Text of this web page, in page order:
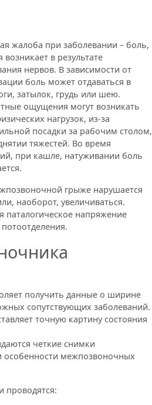
жалоба при заболевании – боль,
возникает в результате
нервов. В зависимости от
боль может отдаваться в
затылок, грудь или шею.
ощущения могут возникать
нагрузок, из-за
посадки за рабочим столом,
тяжестей. Во время
при кашле, натуживании боль
грыже нарушается
наоборот, увеличиваться.
паталогическое напряжение
получить данные о ширине
сопутствующих заболеваний.
точную картину состояния
четкие снимки
межпозвоночных
проводятся: